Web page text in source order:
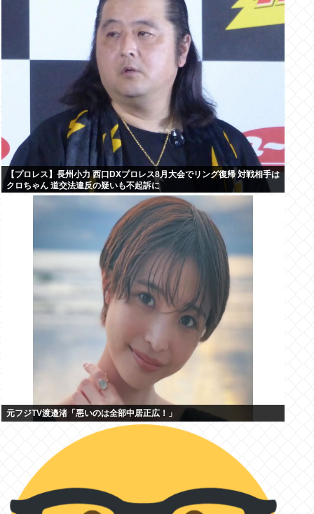
【プロレス】長州小力 西口DXプロレス8月大会でリング復帰 対戦相手は
クロちゃん 道交法違反の疑いも不起訴に
元フジTV渡邉渚「悪いのは全部中居正広！」